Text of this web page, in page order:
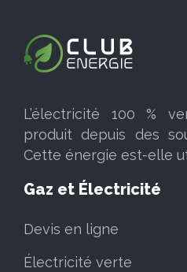
L’électricité 100 %
produit depuis des
Cette énergie est-elle
Gaz et Électricité
Devis en ligne
Électricité verte